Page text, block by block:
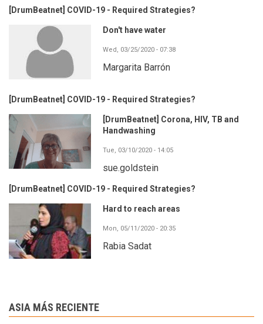
[DrumBeatnet] COVID-19 - Required Strategies?
Don't have water
Wed, 03/25/2020 - 07:38
Margarita Barrón
[DrumBeatnet] COVID-19 - Required Strategies?
[DrumBeatnet] Corona, HIV, TB and
Handwashing
Tue, 03/10/2020 - 14:05
sue.goldstein
[DrumBeatnet] COVID-19 - Required Strategies?
Hard to reach areas
Mon, 05/11/2020 - 20:35
Rabia Sadat
ASIA MÁS RECIENTE